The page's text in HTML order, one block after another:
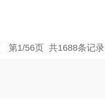
第1/56页 共1688条记录